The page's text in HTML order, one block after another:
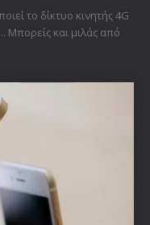
το δίκτυο κινητής 4G
Μπορείς και μιλάς από